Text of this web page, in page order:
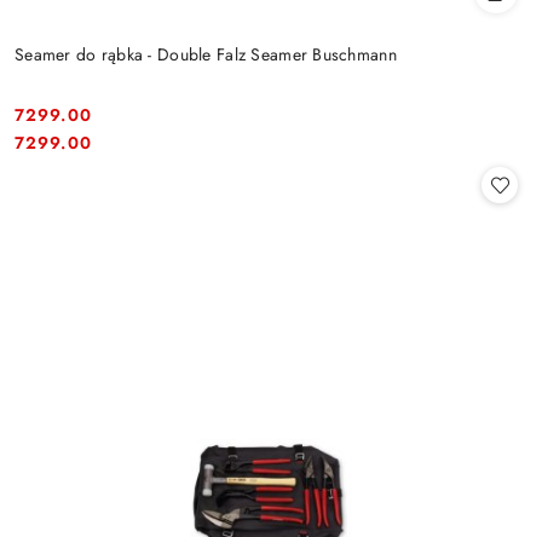
Seamer do rąbka - Double Falz Seamer Buschmann
Cena:
7299.00
Cena:
7299.00